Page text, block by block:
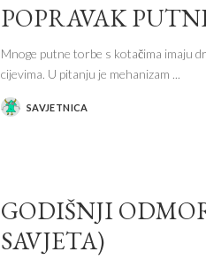
POPRAVAK
Mnoge putne torbe s kotačima imaju
cijevima. U pitanju je mehanizam ...
POSTED
BY
SAVJETNICA
GODIŠNJI
SAVJETA)